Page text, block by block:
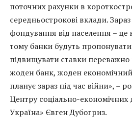
поточних рахунки в
середньострокові вклади. Зараз
фондування від населення –
тому банки будуть пропонувати
підвищувати ставки переважно
жоден банк, жоден економічний
планує зараз під час війни», –
Центру соціально-економічних
Україна» Євген Дубогриз.